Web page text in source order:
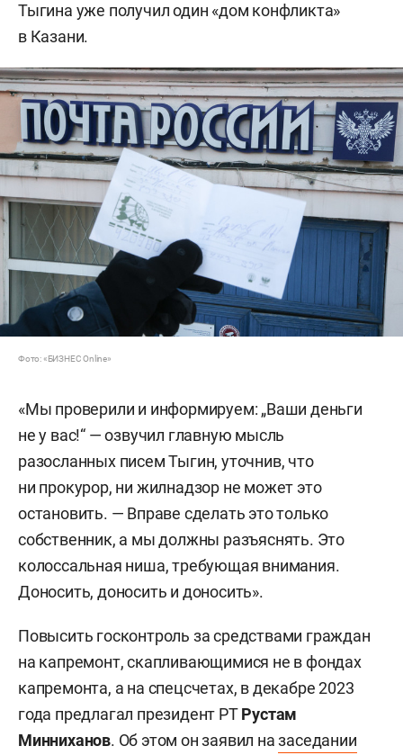
Тыгина уже получил один «дом конфликта»
в Казани.
Фото: «БИЗНЕС Online»
«Мы проверили и информируем: „Ваши деньги
не у вас!“ — озвучил главную мысль
разосланных писем Тыгин, уточнив, что
ни прокурор, ни жилнадзор не может это
остановить. — Вправе сделать это только
собственник, а мы должны разъяснять. Это
колоссальная ниша, требующая внимания.
Доносить, доносить и доносить».
Повысить госконтроль за средствами граждан
на капремонт, скапливающимися не в фондах
капремонта, а на спецсчетах, в декабре 2023
года предлагал президент РТРустам
Минниханов. Об этом он заявил назаседании